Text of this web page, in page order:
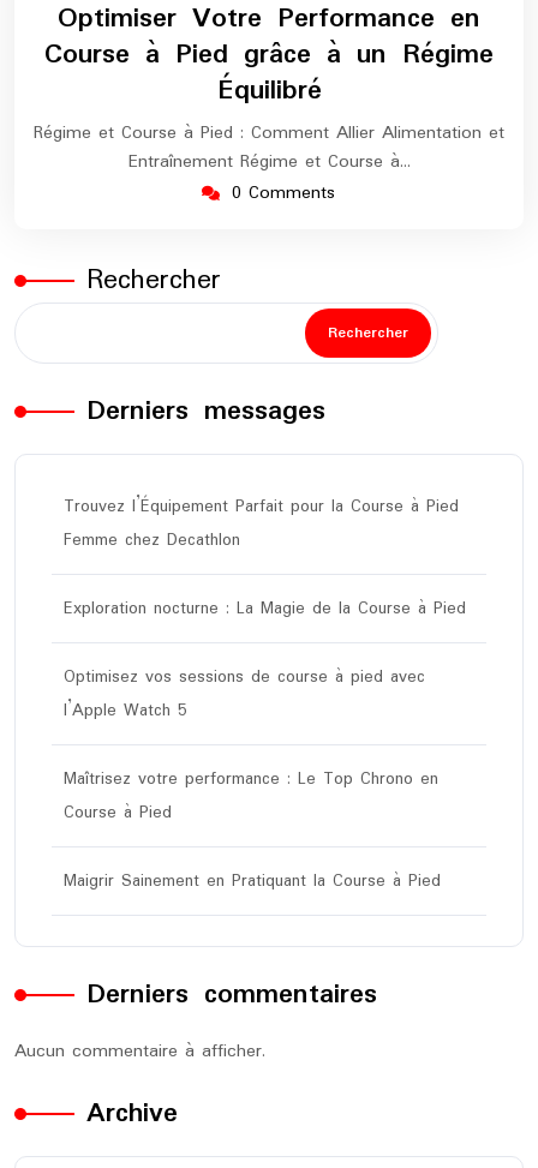
2025
marathon
Optimiser Votre Performance en
Course à Pied grâce à un Régime
Équilibré
Régime et Course à Pied : Comment Allier Alimentation et
Entraînement Régime et Course à…
0 Comments
Rechercher
Rechercher
Derniers messages
Trouvez l’Équipement Parfait pour la Course à Pied
Femme chez Decathlon
Exploration nocturne : La Magie de la Course à Pied
Optimisez vos sessions de course à pied avec
l’Apple Watch 5
Maîtrisez votre performance : Le Top Chrono en
Course à Pied
Maigrir Sainement en Pratiquant la Course à Pied
Derniers commentaires
Aucun commentaire à afficher.
Archive